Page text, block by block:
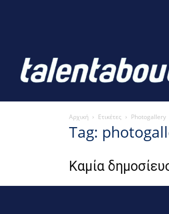
Αρχική Ετικέτες Photogallery
Tag:
Καμία